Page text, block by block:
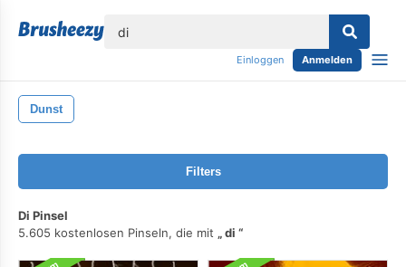
Einloggen Anmelden
Dunst
Filters
Di Pinsel
5.605 kostenlosen Pinseln, die mit
di